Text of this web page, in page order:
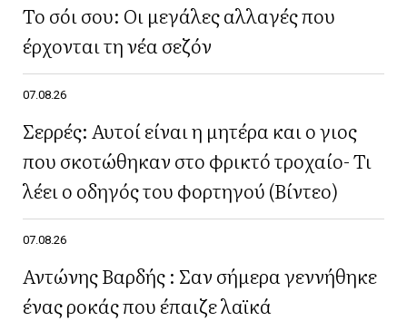
Το σόι σου: Οι μεγάλες αλλαγές που
έρχονται τη νέα σεζόν
07.08.26
Σερρές: Αυτοί είναι η μητέρα και ο γιος
που σκοτώθηκαν στο φρικτό τροχαίο- Τι
λέει ο οδηγός του φορτηγού (Βίντεο)
07.08.26
Αντώνης Βαρδής : Σαν σήμερα γεννήθηκε
ένας ροκάς που έπαιζε λαϊκά